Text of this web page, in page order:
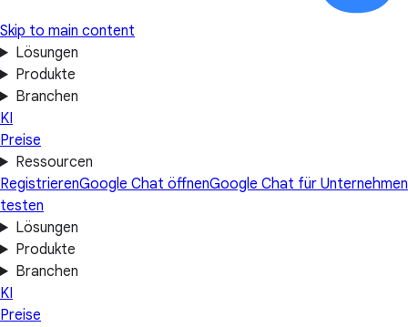
Skip to main content
Lösungen
Produkte
Branchen
KI
Preise
Ressourcen
RegistrierenGoogle Chat öffnenGoogle Chat für Unternehmen
testen
Lösungen
Produkte
Branchen
KI
Preise